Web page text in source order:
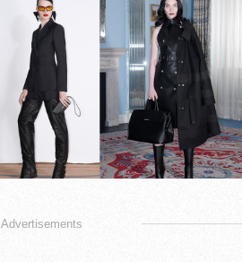
Advertisements